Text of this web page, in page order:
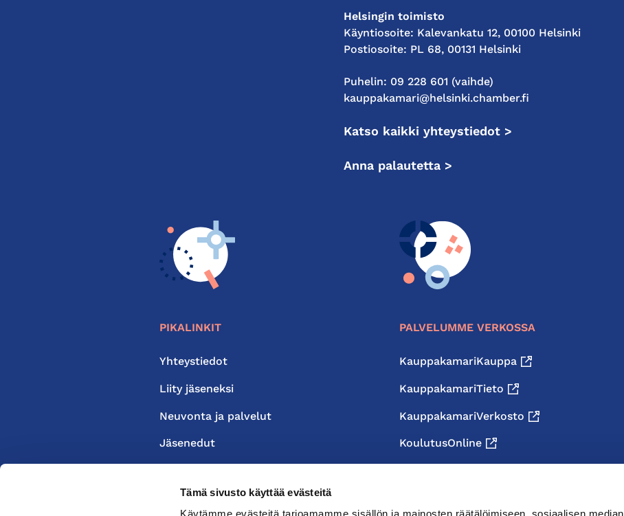
Tämä sivusto käyttää evästeitä
Helsingin toimisto
Käyntiosoite: Kalevankatu 12, 00100 Helsinki
Postiosoite: PL 68, 00131 Helsinki
Puhelin: 09 228 601 (vaihde)
kauppakamari@helsinki.chamber.fi
Katso kaikki yhteystiedot >
Anna palautetta >
PIKALINKIT
Yhteystiedot
Liity jäseneksi
Neuvonta ja palvelut
Jäsenedut
PALVELUMME VERKOSSA
KauppakamariKauppa
KauppakamariTieto
KauppakamariVerkosto
KoulutusOnline